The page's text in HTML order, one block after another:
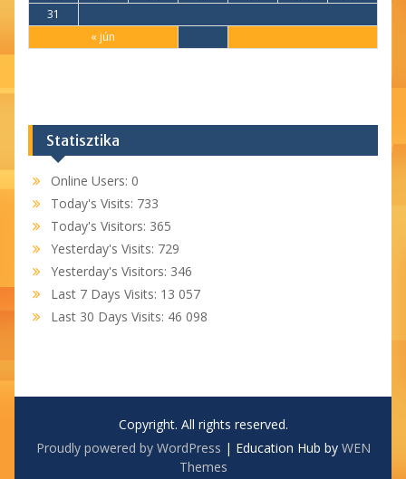
« jún
31
Statisztika
Online Users: 0
Today's Visits: 733
Today's Visitors: 365
Yesterday's Visits: 729
Yesterday's Visitors: 346
Last 7 Days Visits: 13 057
Last 30 Days Visits: 46 098
Copyright. All rights reserved.
Proudly powered by WordPress | Education Hub by WEN
Themes